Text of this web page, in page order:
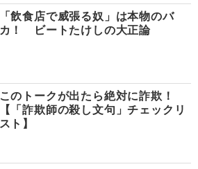
「飲食店で威張る奴」は本物のバ
カ！ ビートたけしの大正論
このトークが出たら絶対に詐欺！
【「詐欺師の殺し文句」チェックリ
スト】